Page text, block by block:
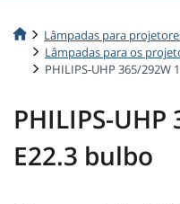
Lâmpadas para
Lâmpadas para os
PHILIPS-UHP 365/292W
PHILIPS-
E22.3 bulbo